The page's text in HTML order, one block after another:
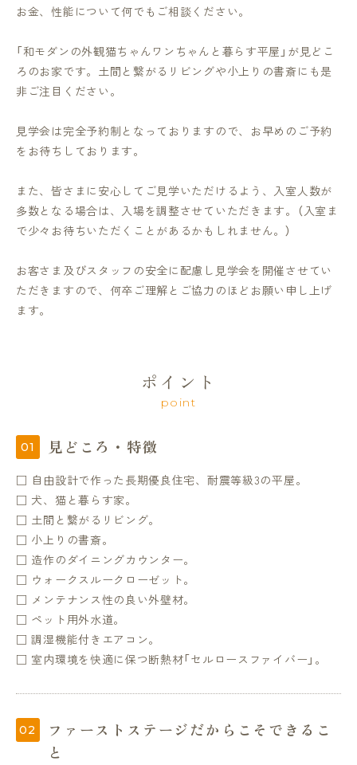
お金、性能について何でもご相談ください。
「和モダンの外観猫ちゃんワンちゃんと暮らす平屋」が見どこ
ろのお家です。土間と繋がるリビングや小上りの書斎にも是
非ご注目ください。
見学会は完全予約制となっておりますので、お早めのご予約
をお待ちしております。
また、皆さまに安心してご見学いただけるよう、入室人数が
多数となる場合は、入場を調整させていただきます。（入室ま
で少々お待ちいただくことがあるかもしれません。）
お客さま及びスタッフの安全に配慮し見学会を開催させてい
ただきますので、何卒ご理解とご協力のほどお願い申し上げ
ます。
ポイント
point
見どころ・特徴
□ 自由設計で作った長期優良住宅、耐震等級3の平屋。
□ 犬、猫と暮らす家。
□ 土間と繋がるリビング。
□ 小上りの書斎。
□ 造作のダイニングカウンター。
□ ウォークスルークローゼット。
□ メンテナンス性の良い外壁材。
□ ペット用外水道。
□ 調湿機能付きエアコン。
□ 室内環境を快適に保つ断熱材「セルロースファイバー」。
ファーストステージだからこそできるこ
と